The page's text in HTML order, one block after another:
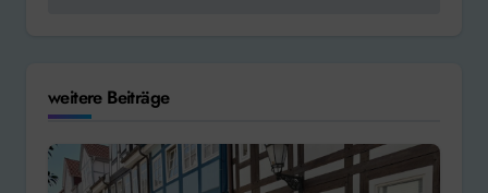
weitere Beiträge